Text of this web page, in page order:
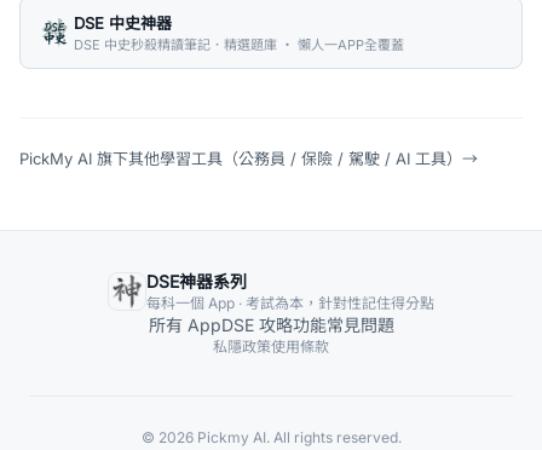
DSE 中史神器
DSE 中史秒殺精讀筆記．精選題庫 ・ 懶人一APP全覆蓋
PickMy AI 旗下其他學習工具（公務員 / 保險 / 駕駛 / AI 工具） →
DSE神器系列
每科一個 App · 考試為本，針對性記住得分點
所有 AppDSE 攻略功能常見問題
私隱政策使用條款
© 2026 Pickmy AI. All rights reserved.